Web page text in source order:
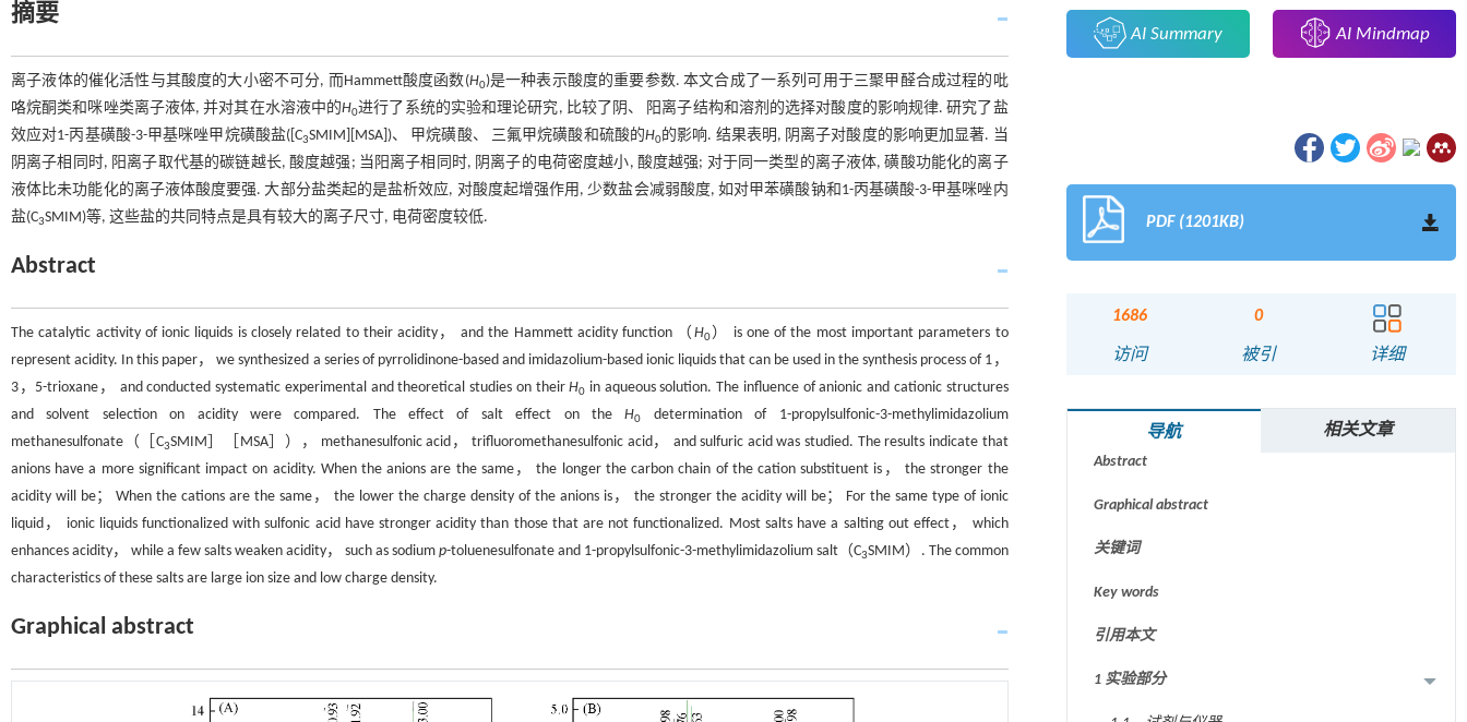
摘要
离子液体的催化活性与其酸度的大小密不可分, 而Hammett酸度函数(H0)是一种表示酸度的重要参数. 本文合成了一系列可用于三聚甲醛合成过程的吡
咯烷酮类和咪唑类离子液体, 并对其在水溶液中的H0进行了系统的实验和理论研究, 比较了阴、 阳离子结构和溶剂的选择对酸度的影响规律. 研究了盐
效应对1-丙基磺酸-3-甲基咪唑甲烷磺酸盐([C3SMIM][MSA])、 甲烷磺酸、 三氟甲烷磺酸和硫酸的H0的影响. 结果表明, 阴离子对酸度的影响更加显著. 当
阴离子相同时, 阳离子取代基的碳链越长, 酸度越强; 当阳离子相同时, 阴离子的电荷密度越小, 酸度越强; 对于同一类型的离子液体, 磺酸功能化的离子
液体比未功能化的离子液体酸度要强. 大部分盐类起的是盐析效应, 对酸度起增强作用, 少数盐会减弱酸度, 如对甲苯磺酸钠和1-丙基磺酸-3-甲基咪唑内
盐(C3SMIM)等, 这些盐的共同特点是具有较大的离子尺寸, 电荷密度较低.
Abstract
The catalytic activity of ionic liquids is closely related to their acidity， and the Hammett acidity function （ H0） is one of the most important parameters to
represent acidity. In this paper， we synthesized a series of pyrrolidinone-based and imidazolium-based ionic liquids that can be used in the synthesis process of 1，
3，5-trioxane， and conducted systematic experimental and theoretical studies on theirH0 in aqueous solution. The influence of anionic and cationic structures
and solvent selection on acidity were compared. The effect of salt effect on theH0
determination of 1-propylsulfonic-3-methylimidazolium
methanesulfonate（［C3SMIM］［MSA］）， methanesulfonic acid， trifluoromethanesulfonic acid， and sulfuric acid was studied. The results indicate that
anions have a more significant impact on acidity. When the anions are the same， the longer the carbon chain of the cation substituent is， the stronger the
acidity will be； When the cations are the same， the lower the charge density of the anions is， the stronger the acidity will be； For the same type of ionic
liquid， ionic liquids functionalized with sulfonic acid have stronger acidity than those that are not functionalized. Most salts have a salting out effect， which
enhances acidity， while a few salts weaken acidity， such as sodiump-toluenesulfonate and 1-propylsulfonic-3-methylimidazolium salt（C3SMIM）. The common
characteristics of these salts are large ion size and low charge density.
Graphical abstract
AI Summary AI Mindmap
PDF (1201KB)
1686
访问
0
被引 详细
导航 相关文章
Abstract
Graphical abstract
关键词
Key words
引用本文
1 实验部分